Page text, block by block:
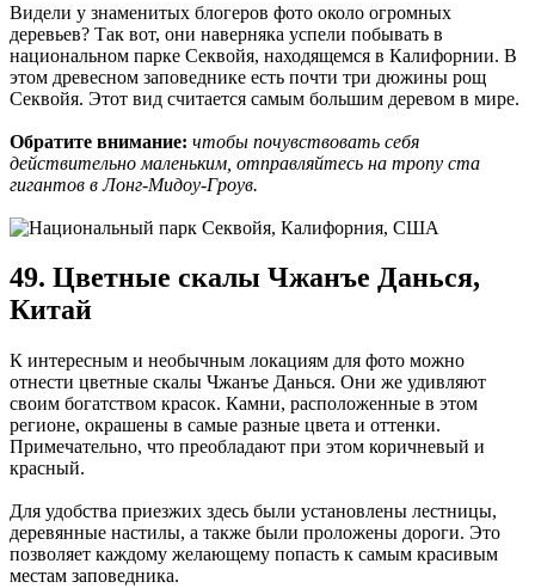
Видели у знаменитых блогеров фото около огромных
деревьев? Так вот, они наверняка успели побывать в
национальном парке Секвойя, находящемся в Калифорнии. В
этом древесном заповеднике есть почти три дюжины рощ
Секвойя. Этот вид считается самым большим деревом в мире.
Обратите внимание: чтобы почувствовать себя
действительно маленьким, отправляйтесь на тропу ста
гигантов в Лонг-Мидоу-Гроув.
49. Цветные скалы Чжанъе Данься,
Китай
К интересным и необычным локациям для фото можно
отнести цветные скалы Чжанъе Данься. Они же удивляют
своим богатством красок. Камни, расположенные в этом
регионе, окрашены в самые разные цвета и оттенки.
Примечательно, что преобладают при этом коричневый и
красный.
Для удобства приезжих здесь были установлены лестницы,
деревянные настилы, а также были проложены дороги. Это
позволяет каждому желающему попасть к самым красивым
местам заповедника.